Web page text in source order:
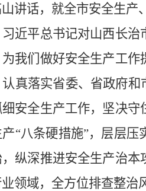
讲话，就全市安全生产
平总书记对山西长治
为我们做好安全生产工
真落实省委、省政府
安全生产工作，坚决
“八条硬措施”，层层
纵深推进安全生产治
领域，全方位排查整治